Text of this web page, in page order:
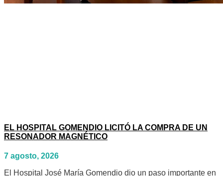
EL HOSPITAL GOMENDIO LICITÓ LA COMPRA DE UN
RESONADOR MAGNÉTICO
7 agosto, 2026
El Hospital José María Gomendio dio un paso importante en